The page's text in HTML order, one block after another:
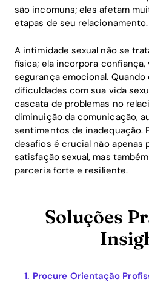
são incomuns; eles afetam
etapas de seu relacionamento.
A intimidade sexual não se
física; ela incorpora confiança,
segurança emocional.
dificuldades com sua vida
cascata de problemas no
diminuição da comunicação,
sentimentos de inadequação.
desafios é crucial não apenas
satisfação sexual, mas
parceria forte e resiliente.
Soluções
Procure Orientação